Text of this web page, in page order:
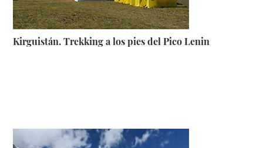
Kirguistán. Trekking a los pies del Pico Lenin